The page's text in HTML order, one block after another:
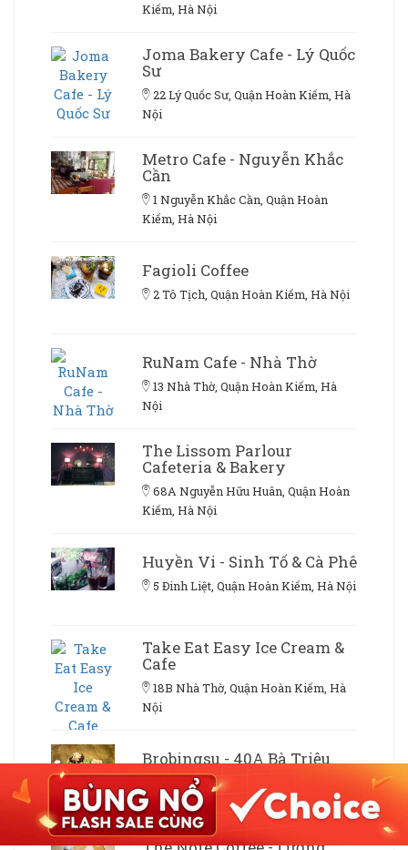
Kiếm, Hà Nội
Joma Bakery Cafe - Lý Quốc
Sư
22 Lý Quốc Sư, Quận Hoàn Kiếm, Hà
Nội
Metro Cafe - Nguyễn Khắc
Cần
1 Nguyễn Khắc Cần, Quận Hoàn
Kiếm, Hà Nội
Fagioli Coffee
2 Tô Tịch, Quận Hoàn Kiếm, Hà Nội
RuNam Cafe - Nhà Thờ
13 Nhà Thờ, Quận Hoàn Kiếm, Hà
Nội
The Lissom Parlour
Cafeteria & Bakery
68A Nguyễn Hữu Huân, Quận Hoàn
Kiếm, Hà Nội
Huyền Vi - Sinh Tố & Cà Phê
5 Đinh Liệt, Quận Hoàn Kiếm, Hà Nội
Take Eat Easy Ice Cream &
Cafe
18B Nhà Thờ, Quận Hoàn Kiếm, Hà
Nội
Brobingsu - 40A Bà Triệu
40A Bà Triệu, Quận Hoàn Kiếm, Hà
Nội